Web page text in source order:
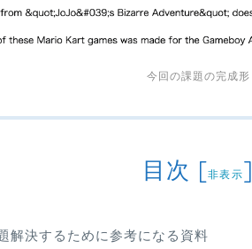
今回の課題の完成形
目次 [非表示]
解決するために参考になる資料